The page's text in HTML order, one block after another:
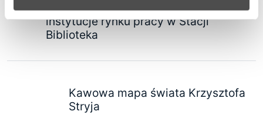
Śląskie dla Przedsiębiorcy: Kluczowe
instytucje rynku pracy w Stacji
Biblioteka
Kawowa mapa świata Krzysztofa
Stryja